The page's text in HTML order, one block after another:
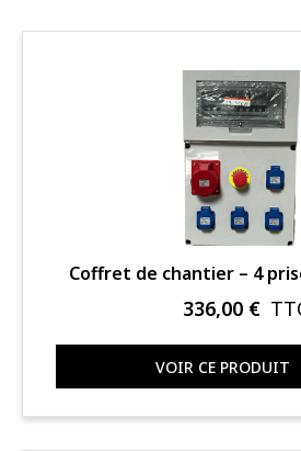
Coffret de chantier – 4
336,00 €
VOIR CE PRODUIT